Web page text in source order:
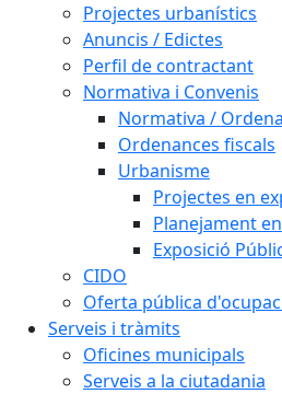
Projectes urbanístics
Anuncis / Edictes
Perfil de contractant
Normativa i Convenis
Normativa /
Ordenances fiscals
Urbanisme
Projectes en
Planejament
Exposició
CIDO
Oferta pública
Serveis i tràmits
Oficines municipals
Serveis a la ciutadania